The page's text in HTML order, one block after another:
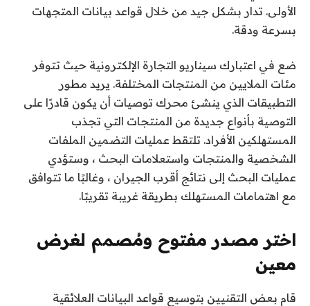
الأولى. تدار بشكل جيد من خلال قواعد بيانات المتجهات
بسرعة ودقة.
ضع في اعتبارك سيناريو التجارة الإلكترونية حيث تتوفر
مئات الملايين من المنتجات المختلفة. يريد مطور
التطبيقات الذي ينشئ محرك توصيات أن يكون قادرًا على
التوصية بأنواع جديدة من المنتجات التي تجذب
المستهلكين الأفراد. تلتقط عمليات التضمين الملفات
الشخصية والمنتجات واستعلامات البحث ، وستؤدي
عمليات البحث إلى نتائج أقرب الجيران ، وغالبًا ما تتوافق
مع اهتمامات المستهلك بطريقة غريبة تقريبًا.
اختر مصدر مفتوح ومُصمم لغرض
معين
قام بعض التقنيين بتوسيع قواعد البيانات العلائقية